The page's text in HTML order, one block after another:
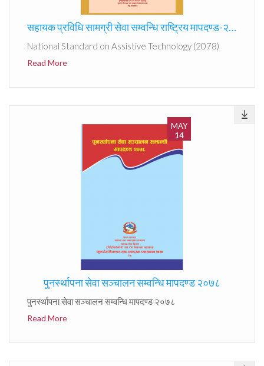
सहायक प्रविधि सामग्री सेवा सम्वन्धि राष्ट्रिय मापदण्ड-२०७८
National Standard on Assistive Technology (2078)
Read More
MAY
14
पुनर्स्थापना सेवा सञ्चालन सम्वन्धि मापदण्ड २०७८
पुनर्स्थापना सेवा सञ्चालन सम्वन्धि मापदण्ड २०७८
Read More